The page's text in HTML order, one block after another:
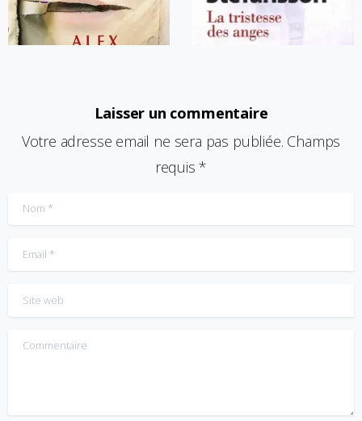
Laisser un commentaire
Votre adresse email ne sera pas publiée. Champs
requis *
Nom*
Email*
Site web
Commentaire